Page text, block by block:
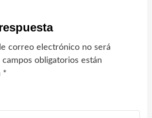
correo electrónico no será
campos obligatorios están
*